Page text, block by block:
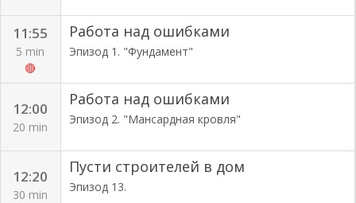
11:55
5 min
🔴
Работа над ошибками
Эпизод 1. "Фундамент"
12:00
20 min
Работа над ошибками
Эпизод 2. "Мансардная кровля"
12:20
30 min
Пусти строителей в дом
Эпизод 13.